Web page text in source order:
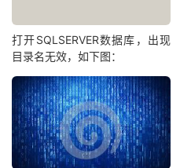
打开SQLSERVER数据库，出现
目录名无效，如下图：